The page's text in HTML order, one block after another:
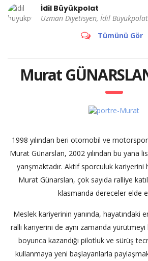
İdil Büyükpolat
Uzman Diyetisyen, İdil
Tümünü Gör
Murat
1998 yılından beri otomobil ve
Murat Günarslan, 2002 yılından bu yana
yarışmaktadır. Aktif sporculuk
Murat Günarslan, çok sayıda ralliye
klasmanda dereceler elde
Meslek kariyerinin yanında, hayatındaki
ralli kariyerini de aynı zamanda yürütmeyi
boyunca kazandığı pilotluk ve sürüş
kullanmaya yeni başlayanlarla